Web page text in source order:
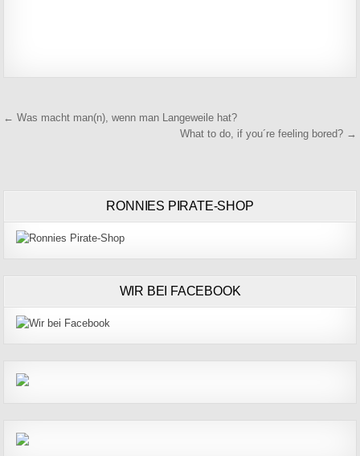
Beitragsnavigation
← Was macht man(n), wenn man Langeweile hat?
What to do, if you´re feeling bored? →
RONNIES PIRATE-SHOP
WIR BEI FACEBOOK